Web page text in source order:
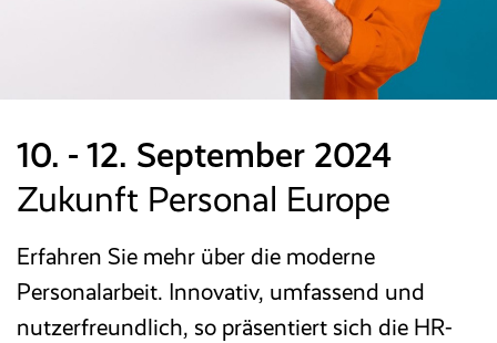
Reisekostenabrechnung
Zeitwirtschaft
KI-Assistent
Reisekosten­abrechnung
BPS Heuer­abrechnung
HANSALOG MEGA
Downloads & Links
Wissensdatenbank/FAQ
Glossar
10. - 12. September 2024
Zukunft Personal Europe
Erfahren Sie mehr über die moderne
Personalarbeit. Innovativ, umfassend und
nutzerfreundlich, so präsentiert sich die HR-